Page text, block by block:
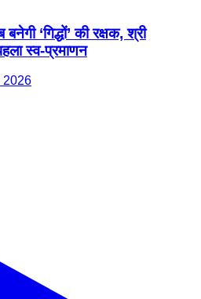
‘गिद्धों’ की रक्षक, श्री
स्व-प्रमाणन
2026